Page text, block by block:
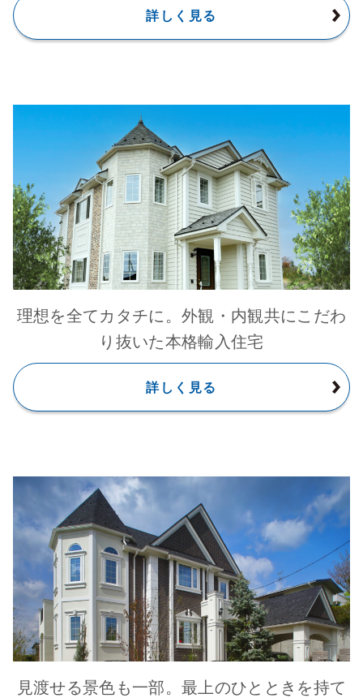
詳しく見る
理想を全てカタチに。外観・内観共にこだわ
り抜いた本格輸入住宅
詳しく見る
見渡せる景色も一部。最上のひとときを持て